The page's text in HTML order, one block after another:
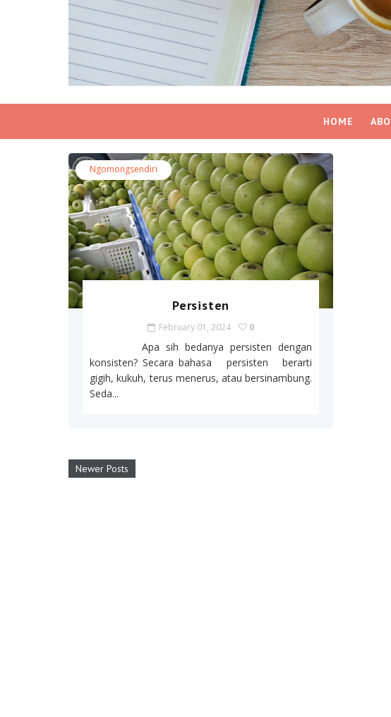
HOME
Ngomongsendiri
Persisten
February 01, 2024 0
Apa sih bedanya persisten dengan
konsisten? Secara bahasa persisten berarti
gigih, kukuh, terus menerus, atau bersinambung.
Seda...
Newer Posts